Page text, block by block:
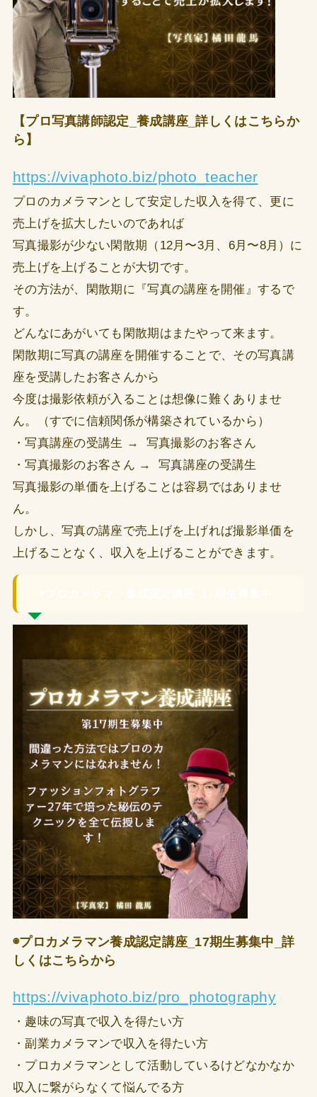
【プロ写真講師認定_養成講座_詳しくはこちらか
ら】
https://vivaphoto.biz/photo_teacher
プロのカメラマンとして安定した収入を得て、更に
売上げを拡大したいのであれば
写真撮影が少ない閑散期（12月〜3月、6月〜8月）に
売上げを上げることが大切です。
その方法が、閑散期に『写真の講座を開催』するで
す。
どんなにあがいても閑散期はまたやって来ます。
閑散期に写真の講座を開催することで、その写真講
座を受講したお客さんから
今度は撮影依頼が入ることは想像に難くありませ
ん。（すでに信頼関係が構築されているから）
・写真講座の受講生 → 写真撮影のお客さん
・写真撮影のお客さん → 写真講座の受講生
写真撮影の単価を上げることは容易ではありませ
ん。
しかし、写真の講座で売上げを上げれば撮影単価を
上げることなく、収入を上げることができます。
◉プロカメラマン養成認定講座_17期生募集中_詳
しくはこちらから
https://vivaphoto.biz/pro_photography
・趣味の写真で収入を得たい方
・副業カメラマンで収入を得たい方
・プロカメラマンとして活動しているけどなかなか
収入に繋がらなくて悩んでる方